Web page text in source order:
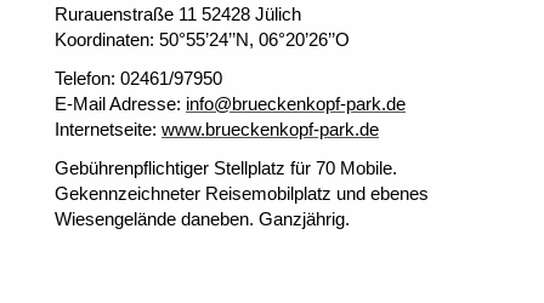
Rurauenstraße 11 52428 Jülich
Koordinaten: 50°55’24’’N, 06°20’26’’O
Telefon: 02461/97950
E-Mail Adresse: info@brueckenkopf-park.de
Internetseite: www.brueckenkopf-park.de
Gebührenpflichtiger Stellplatz für 70 Mobile.
Gekennzeichneter Reisemobilplatz und ebenes
Wiesengelände daneben. Ganzjährig.